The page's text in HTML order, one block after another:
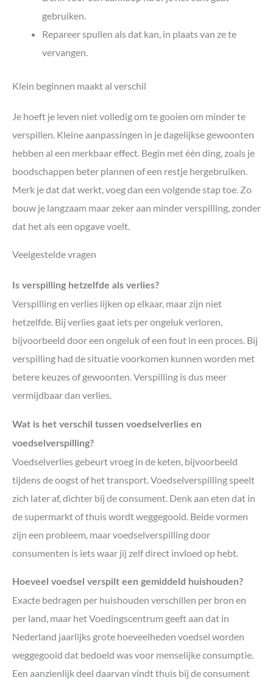
gebruiken.
Repareer spullen als dat kan, in plaats van ze te
vervangen.
Klein beginnen maakt al verschil
Je hoeft je leven niet volledig om te gooien om minder te
verspillen. Kleine aanpassingen in je dagelijkse gewoonten
hebben al een merkbaar effect. Begin met één ding, zoals je
boodschappen beter plannen of een restje hergebruiken.
Merk je dat dat werkt, voeg dan een volgende stap toe. Zo
bouw je langzaam maar zeker aan minder verspilling, zonder
dat het als een opgave voelt.
Veelgestelde vragen
Is verspilling hetzelfde als verlies?
Verspilling en verlies lijken op elkaar, maar zijn niet
hetzelfde. Bij verlies gaat iets per ongeluk verloren,
bijvoorbeeld door een ongeluk of een fout in een proces. Bij
verspilling had de situatie voorkomen kunnen worden met
betere keuzes of gewoonten. Verspilling is dus meer
vermijdbaar dan verlies.
Wat is het verschil tussen voedselverlies en
voedselverspilling?
Voedselverlies gebeurt vroeg in de keten, bijvoorbeeld
tijdens de oogst of het transport. Voedselverspilling speelt
zich later af, dichter bij de consument. Denk aan eten dat in
de supermarkt of thuis wordt weggegooid. Beide vormen
zijn een probleem, maar voedselverspilling door
consumenten is iets waar jij zelf direct invloed op hebt.
Hoeveel voedsel verspilt een gemiddeld huishouden?
Exacte bedragen per huishouden verschillen per bron en
per land, maar het Voedingscentrum geeft aan dat in
Nederland jaarlijks grote hoeveelheden voedsel worden
weggegooid dat bedoeld was voor menselijke consumptie.
Een aanzienlijk deel daarvan vindt thuis bij de consument